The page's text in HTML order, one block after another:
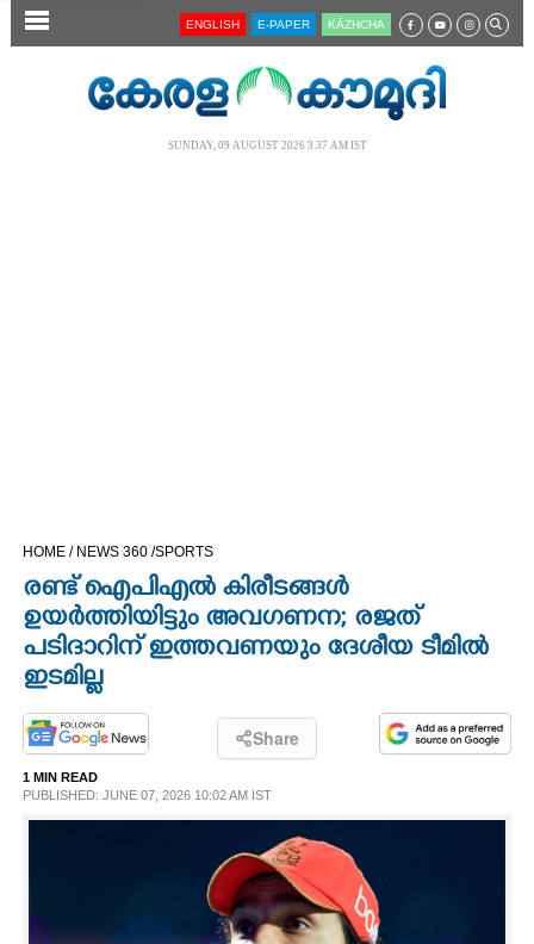
SECTIONS
CINEMA
OPINION
PHOTOS
ENGLISH E-PAPER KĀZHCHA
SUNDAY, 09 AUGUST 2026 3.37 AM IST
HOME / NEWS 360 /SPORTS
രണ്ട് ഐപിഎൽ കിരീടങ്ങൾ
ഉയർത്തിയിട്ടും അവഗണന; രജത്
പടിദാറിന് ഇത്തവണയും ദേശീയ ടീമിൽ
ഇടമില്ല
Share
1 MIN READ
PUBLISHED: JUNE 07, 2026 10:02 AM IST